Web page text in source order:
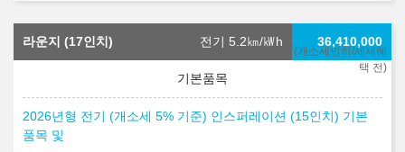
라운지 (17인치) 전기 5.2㎞/㎾h
(개소세인하/세제혜
택 전)
36,410,000
2026년형 전기 (개소세 5% 기준) 인스퍼레이션 (15인치) 기본
품목 및